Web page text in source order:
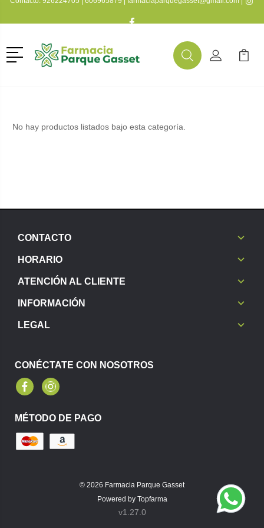
Menú
BuscarMi Cuenta
Mi
No hay productos listados bajo esta categoría.
CONTACTO
HORARIO
ATENCIÓN AL CLIENTE
INFORMACIÓN
LEGAL
CONÉCTATE CON NOSOTROS
FacebookInstagram
MÉTODO DE PAGO
© 2026 Farmacia Parque Gasset
Powered by Topfarma
v1.27.0